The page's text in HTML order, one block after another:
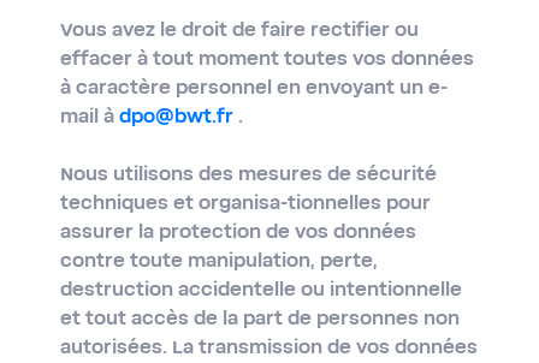
Vous avez le droit de faire rectifier ou
effacer à tout moment toutes vos données
à caractère personnel en envoyant un e-
mail à dpo@bwt.fr .
Nous utilisons des mesures de sécurité
techniques et organisa-tionnelles pour
assurer la protection de vos données
contre toute manipulation, perte,
destruction accidentelle ou intentionnelle
et tout accès de la part de personnes non
autorisées. La transmission de vos données